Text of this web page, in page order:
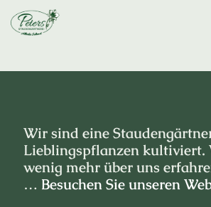
Wir sind eine
Lieblingspflanzen kultiviert.
wenig mehr über uns
… Besuchen Sie unseren